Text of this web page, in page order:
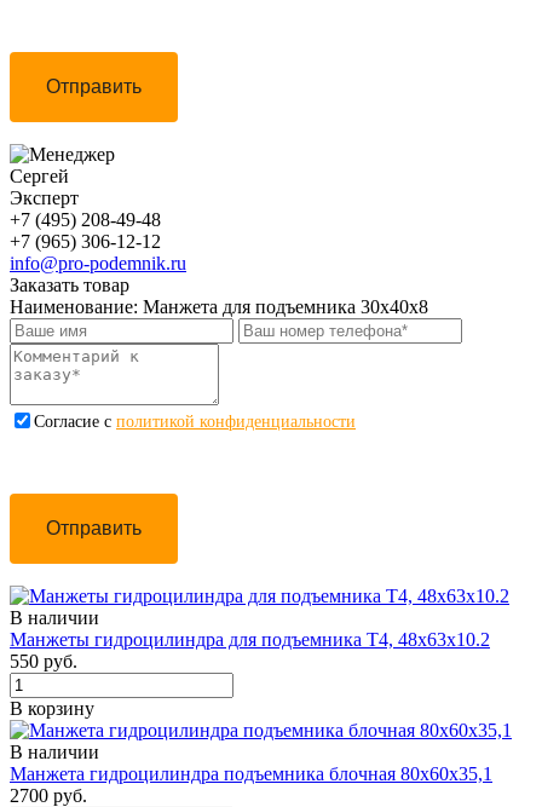
Отправить
Сергей
Эксперт
+7 (495) 208-49-48
+7 (965) 306-12-12
info@pro-podemnik.ru
Заказать товар
Наименование: Манжета для подъемника 30х40х8
Cогласие с политикой конфиденциальности
Отправить
В наличии
Манжеты гидроцилиндра для подъемника Т4, 48х63х10.2
550 руб.
В корзину
В наличии
Манжета гидроцилиндра подъемника блочная 80х60х35,1
2700 руб.